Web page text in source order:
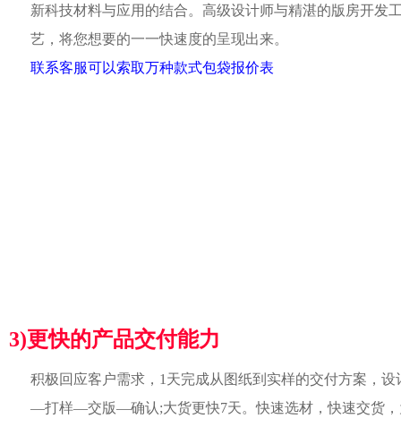
新科技材料与应用的结合。高级设计师与精湛的版房开发
艺，将您想要的一一快速度的呈现出来。
联系客服可以索取万种款式包袋报价表
3)更快的产品交付能力
积极回应客户需求，1天完成从图纸到实样的交付方案，设
—打样—交版—确认;大货更快7天。快速选材，快速交货